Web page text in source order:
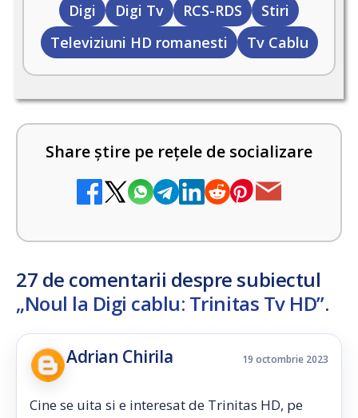
Digi Digi Tv RCS-RDS
Stiri
Televiziuni HD romanesti
Tv Cablu
Share știre pe rețele de socializare
27 de comentarii despre subiectul
„Noul la Digi cablu: Trinitas Tv HD”.
Adrian Chirila 19 octombrie 2023
Cine se uita si e interesat de Trinitas HD, pe